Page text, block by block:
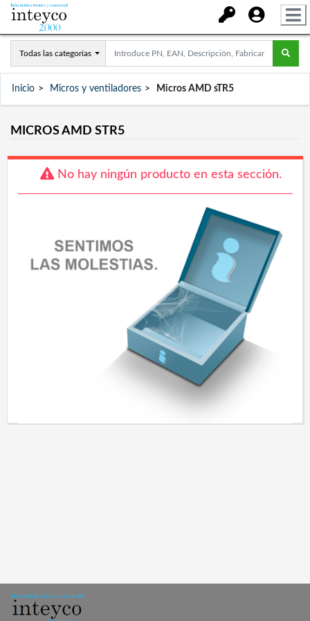
Todas las categorías
Inicio Micros y ventiladores Micros AMD sTR5
MICROS AMD STR5
No hay ningún producto en esta sección.